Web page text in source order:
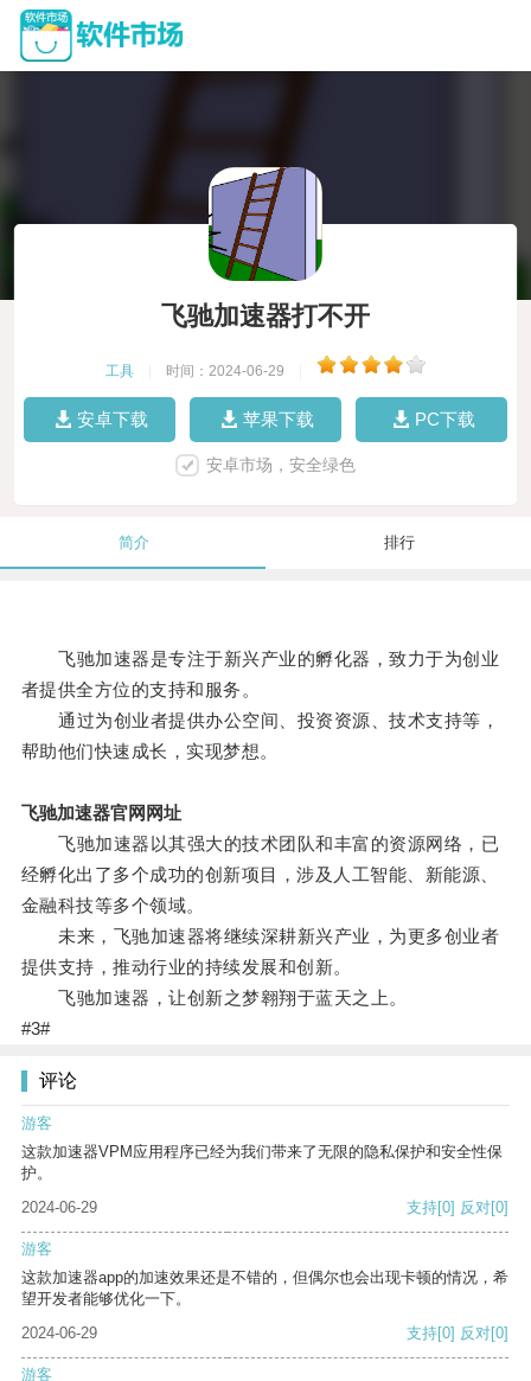
飞驰加速器打不开
工具 时间：2024-06-29
安卓下载 苹果下载 PC下载
安卓市场，安全绿色
简介 排行
飞驰加速器是专注于新兴产业的孵化器，致力于为创业
者提供全方位的支持和服务。
通过为创业者提供办公空间、投资资源、技术支持等，
帮助他们快速成长，实现梦想。
飞驰加速器官网网址
飞驰加速器以其强大的技术团队和丰富的资源网络，已
经孵化出了多个成功的创新项目，涉及人工智能、新能源、
金融科技等多个领域。
未来，飞驰加速器将继续深耕新兴产业，为更多创业者
提供支持，推动行业的持续发展和创新。
飞驰加速器，让创新之梦翱翔于蓝天之上。
#3#
评论
游客
这款加速器VPM应用程序已经为我们带来了无限的隐私保护和安全性保
护。
2024-06-29
支持[0] 反对[0]
游客
这款加速器app的加速效果还是不错的，但偶尔也会出现卡顿的情况，希
望开发者能够优化一下。
2024-06-29
支持[0] 反对[0]
游客